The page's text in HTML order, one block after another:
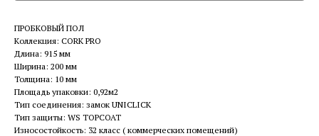
ПРОБКОВЫЙ ПОЛ
Коллекция: CORK PRO
Длина: 915 мм
Ширина: 200 мм
Толщина: 10 мм
Площадь упаковки: 0,92м2
Тип соединения: замок UNICLICK
Тип защиты: WS TOPCOAT
Износостойкость: 32 класс ( коммерческих помещений)